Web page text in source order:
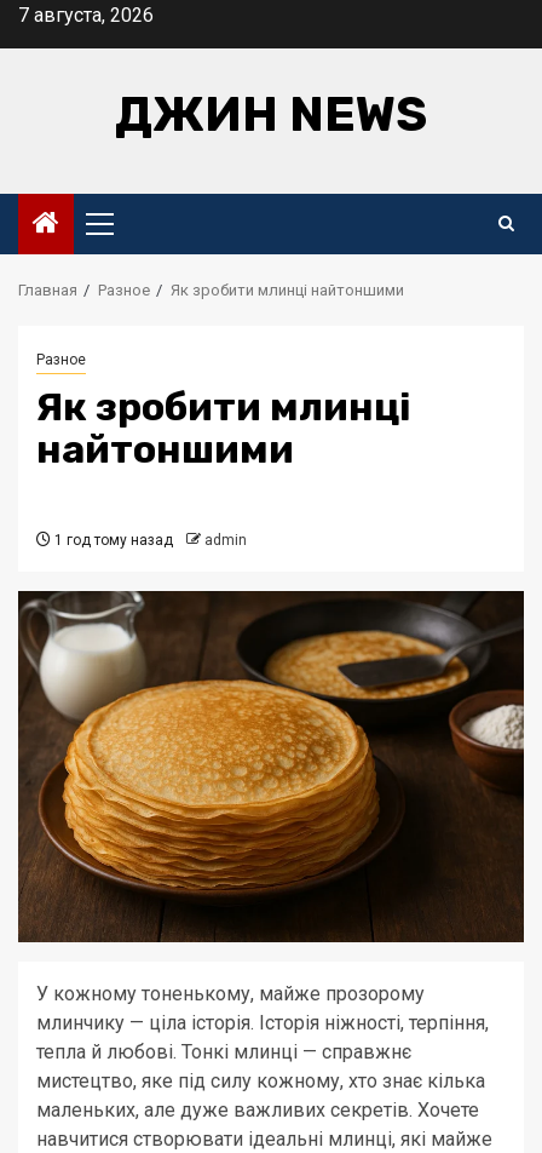
Перейти
7 августа, 2026
ДЖИН NEWS
Основное
меню
Главная Разное Як зробити млинці найтоншими
Разное
Як зробити млинці
найтоншими
1 год тому назад admin
У кожному тоненькому, майже прозорому
млинчику — ціла історія. Історія ніжності, терпіння,
тепла й любові. Тонкі млинці — справжнє
мистецтво, яке під силу кожному, хто знає кілька
маленьких, але дуже важливих секретів. Хочете
навчитися створювати ідеальні млинці, які майже